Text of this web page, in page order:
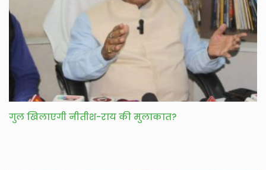
गुल खिलाएगी नीतीश-राय की मुलाकात?